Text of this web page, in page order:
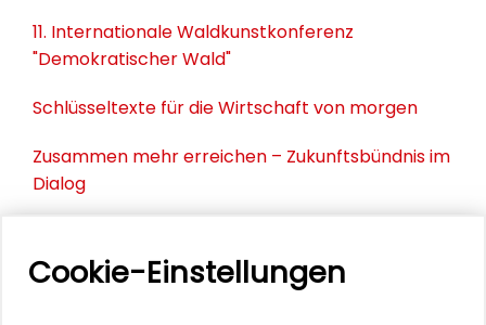
11. Internationale Waldkunstkonferenz
"Demokratischer Wald"
Schlüsseltexte für die Wirtschaft von morgen
Zusammen mehr erreichen – Zukunftsbündnis im
Dialog
25. Runder Tisch Wissenschaftsstadt Darmstadt
Cookie-Einstellungen